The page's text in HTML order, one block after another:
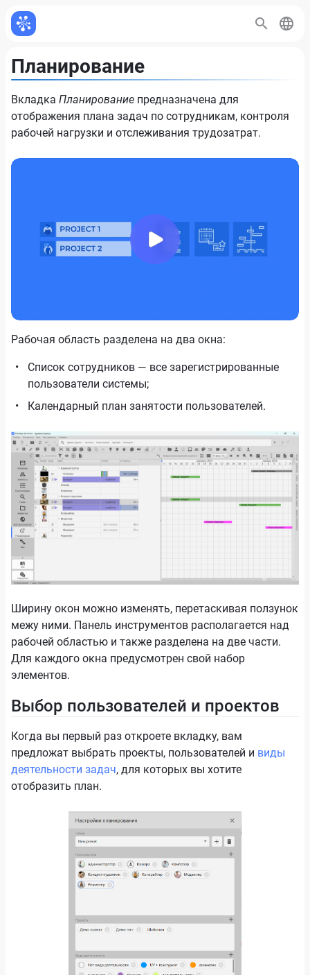
Планирование
Вкладка Планирование предназначена для
отображения плана задач по сотрудникам, контроля
рабочей нагрузки и отслеживания трудозатрат.
Рабочая область разделена на два окна:
Список сотрудников — все зарегистрированные
пользователи системы;
Календарный план занятости пользователей.
Ширину окон можно изменять, перетаскивая ползунок
межу ними. Панель инструментов располагается над
рабочей областью и также разделена на две части.
Для каждого окна предусмотрен свой набор
элементов.
Выбор пользователей и проектов
Когда вы первый раз откроете вкладку, вам
предложат выбрать проекты, пользователей и виды
деятельности задач, для которых вы хотите
отобразить план.